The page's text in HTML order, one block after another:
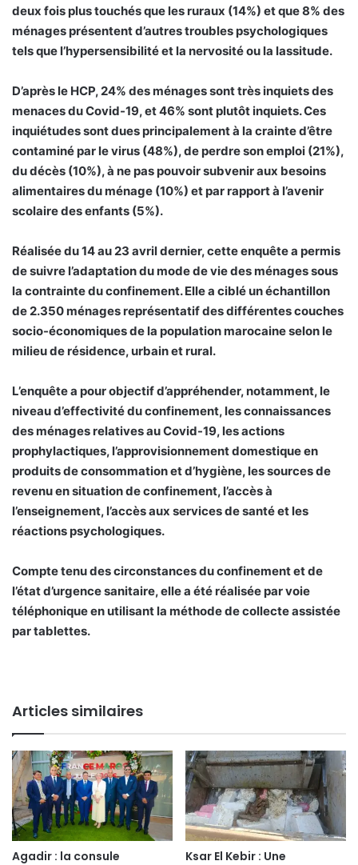
deux fois plus touchés que les ruraux (14%) et que 8% des
ménages présentent d’autres troubles psychologiques
tels que l’hypersensibilité et la nervosité ou la lassitude.
D’après le HCP, 24% des ménages sont très inquiets des
menaces du Covid-19, et 46% sont plutôt inquiets. Ces
inquiétudes sont dues principalement à la crainte d’être
contaminé par le virus (48%), de perdre son emploi (21%),
du décès (10%), à ne pas pouvoir subvenir aux besoins
alimentaires du ménage (10%) et par rapport à l’avenir
scolaire des enfants (5%).
Réalisée du 14 au 23 avril dernier, cette enquête a permis
de suivre l’adaptation du mode de vie des ménages sous
la contrainte du confinement. Elle a ciblé un échantillon
de 2.350 ménages représentatif des différentes couches
socio-économiques de la population marocaine selon le
milieu de résidence, urbain et rural.
L’enquête a pour objectif d’appréhender, notamment, le
niveau d’effectivité du confinement, les connaissances
des ménages relatives au Covid-19, les actions
prophylactiques, l’approvisionnement domestique en
produits de consommation et d’hygiène, les sources de
revenu en situation de confinement, l’accès à
l’enseignement, l’accès aux services de santé et les
réactions psychologiques.
Compte tenu des circonstances du confinement et de
l’état d’urgence sanitaire, elle a été réalisée par voie
téléphonique en utilisant la méthode de collecte assistée
par tablettes.
Articles similaires
Agadir : la consule
Ksar El Kebir : Une